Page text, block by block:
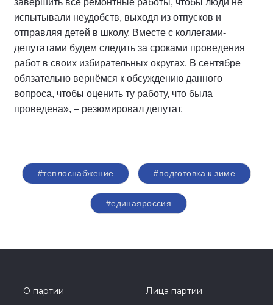
испытывали неудобств, выходя из отпусков и
отправляя детей в школу. Вместе с коллегами-
депутатами будем следить за сроками проведения
работ в своих избирательных округах. В сентябре
обязательно вернёмся к обсуждению данного
вопроса, чтобы оценить ту работу, что была
проведена», – резюмировал депутат.
#теплоснабжение #подготовка к зиме
#единаяроссия
О партии
Лица партии